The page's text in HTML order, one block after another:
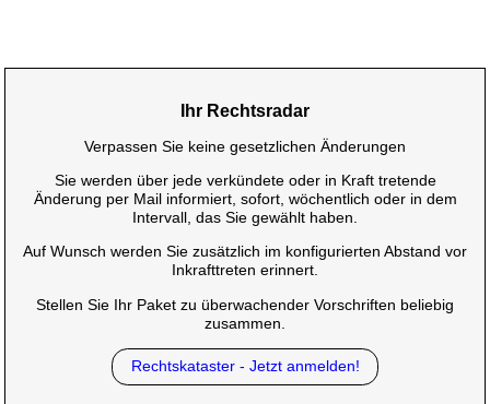
Ihr Rechtsradar
Verpassen Sie keine gesetzlichen Änderungen
Sie werden über jede verkündete oder in Kraft tretende
Änderung per Mail informiert, sofort, wöchentlich oder in dem
Intervall, das Sie gewählt haben.
Auf Wunsch werden Sie zusätzlich im konfigurierten Abstand vor
Inkrafttreten erinnert.
Stellen Sie Ihr Paket zu überwachender Vorschriften beliebig
zusammen.
Rechtskataster - Jetzt anmelden!